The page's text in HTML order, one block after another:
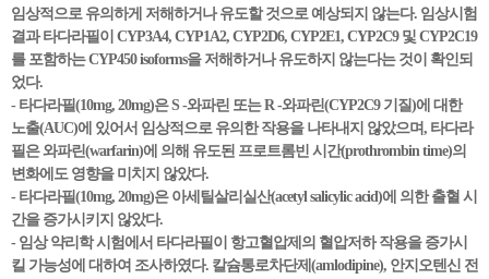
임상적으로 유의하게 저해하거나 유도할 것으로 예상되지 않는다. 임상시험
결과 타다라필이 CYP3A4, CYP1A2, CYP2D6, CYP2E1, CYP2C9 및 CYP2C19
를 포함하는 CYP450 isoforms을 저해하거나 유도하지 않는다는 것이 확인되
었다.
- 타다라필(10mg, 20mg)은 S -와파린 또는 R -와파린(CYP2C9 기질)에 대한
노출(AUC)에 있어서 임상적으로 유의한 작용을 나타내지 않았으며, 타다라
필은 와파린(warfarin)에 의해 유도된 프로트롬빈 시간(prothrombin time)의
변화에도 영향을 미치지 않았다.
- 타다라필(10mg, 20mg)은 아세틸살리실산(acetyl salicylic acid)에 의한 출혈 시
간을 증가시키지 않았다.
- 임상 약리학 시험에서 타다라필이 항고혈압제의 혈압저하 작용을 증가시
킬 가능성에 대하여 조사하였다. 칼슘통로차단제(amlodipine), 안지오텐신 전